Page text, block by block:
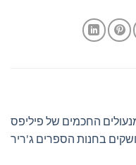
החכמים של פיליפס
בחנות הספרים ג'ריר